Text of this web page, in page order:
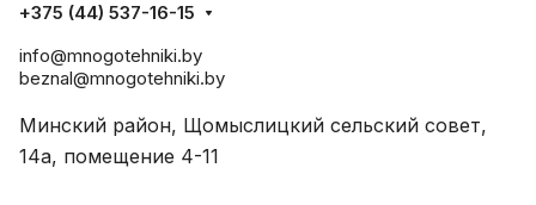
+375 (44) 537-16-15
info@mnogotehniki.by
beznal@mnogotehniki.by
Минский район, Щомыслицкий сельский совет,
14а, помещение 4-11